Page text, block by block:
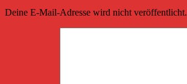
Deine E-Mail-Adresse wird nicht veröffentlicht.